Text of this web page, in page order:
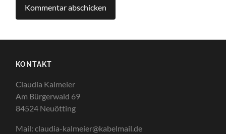
KONTAKT
Claudia Kalmeier
Am Bürgerwald 69
84524 Neuötting
Mail: claudia-kalmeier@kabelmail.de